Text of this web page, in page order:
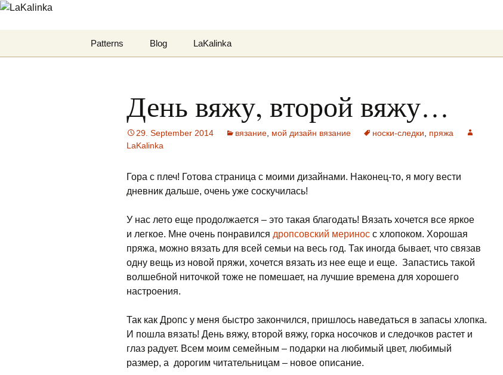
LaKalinka
Patterns
Deutsche Anleitungen
Blog LaKalinka
День вяжу, второй вяжу…
29. September 2014 вязание мой дизайн вязание носки-следки
пряжа
LaKalinka
Гора с плеч! Готова страница с моими дизайнами. Наконец-то, я могу вести
дневник дальше, очень уже соскучилась!
У нас лето еще продолжается – это такая благодать! Вязать хочется все яркое
и легкое. Мне очень понравился дропсовский меринос с хлопоком. Хорошая
пряжа, можно вязать для всей семьи на весь год. Так иногда бывает, что связав
одну вещь из новой пряжи, хочется вязать из нее еще и еще. Запастись такой
волшебной ниточкой тоже не помешает, на лучшие времена для хорошего
настроения.
Так как Дропс у меня быстро закончился, пришлось наведаться в запасы хлопка.
И пошла вязать! День вяжу, второй вяжу, горка носочков и следочков растет и
глаз радует. Всем моим семейным – подарки на любимый цвет, любимый
размер, а дорогим читательницам – новое описание.